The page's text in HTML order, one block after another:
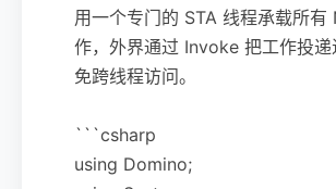
用一个专门的 STA 线程承载所
作，外界通过 Invoke 把工作投递
免跨线程访问。
```csharp
using Domino;